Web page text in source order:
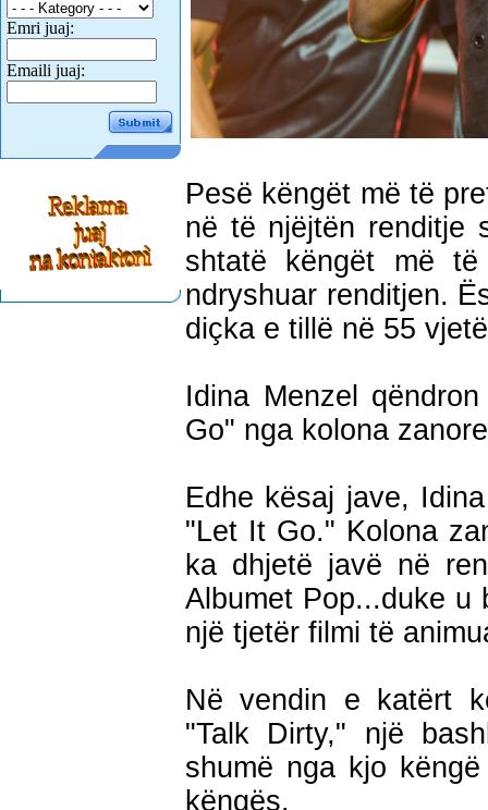
Emri juaj:
Emaili juaj:
Pesë këngët më të
në të njëjtën renditje
shtatë këngët më
ndryshuar renditjen.
diçka e tillë në 55
Idina Menzel
Go" nga kolona
Edhe kësaj jave,
"Let It Go." Kolona
ka dhjetë javë në
Albumet Pop...duke u
një tjetër filmi të
Në vendin e katërt
"Talk Dirty," një
shumë nga kjo
këngës.